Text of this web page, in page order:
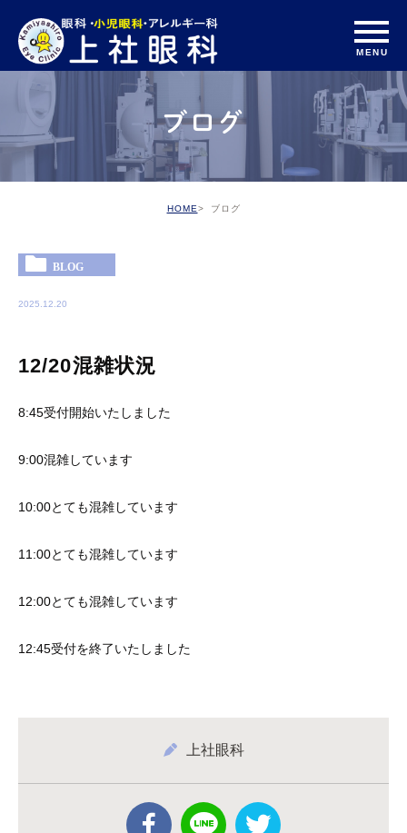
ブログ
HOME ブログ
BLOG
2025.12.20
12/20混雑状況
8:45受付開始いたしました
9:00混雑しています
10:00とても混雑しています
11:00とても混雑しています
12:00とても混雑しています
12:45受付を終了いたしました
上社眼科